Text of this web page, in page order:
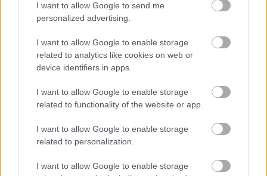
I want to allow Google to send me
personalized advertising.
I want to allow Google to enable storage
related to analytics like cookies on web or
device identifiers in apps.
I want to allow Google to enable storage
related to functionality of the website or app.
I want to allow Google to enable storage
related to personalization.
I want to allow Google to enable storage
A verhetetlenség mítosza
Beszélni a másik oldalhoz
Kell-e foglalkoznunk az igazsággal?